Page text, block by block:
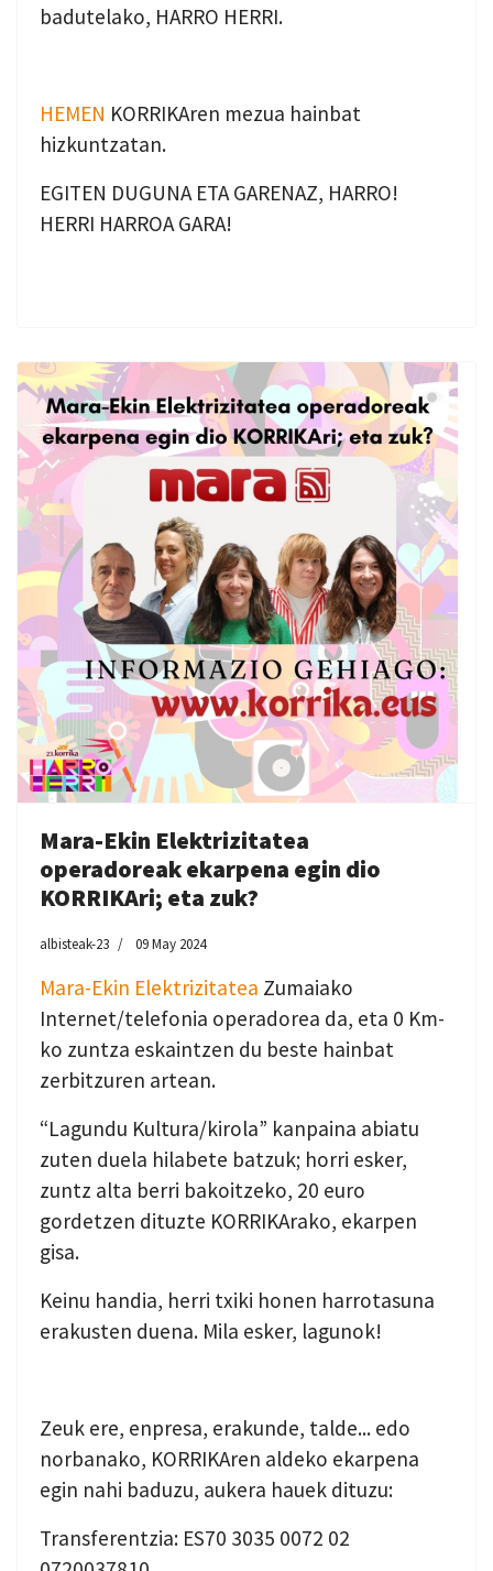
badutelako, HARRO HERRI.
HEMEN KORRIKAren mezua hainbat
hizkuntzatan.
EGITEN DUGUNA ETA GARENAZ, HARRO!
HERRI HARROA GARA!
Mara-Ekin Elektrizitatea
operadoreak ekarpena egin dio
KORRIKAri; eta zuk?
albisteak-23 09 May 2024
Mara-Ekin Elektrizitatea Zumaiako
Internet/telefonia operadorea da, eta 0 Km-
ko zuntza eskaintzen du beste hainbat
zerbitzuren artean.
“Lagundu Kultura/kirola” kanpaina abiatu
zuten duela hilabete batzuk; horri esker,
zuntz alta berri bakoitzeko, 20 euro
gordetzen dituzte KORRIKArako, ekarpen
gisa.
Keinu handia, herri txiki honen harrotasuna
erakusten duena. Mila esker, lagunok!
Zeuk ere, enpresa, erakunde, talde... edo
norbanako, KORRIKAren aldeko ekarpena
egin nahi baduzu, aukera hauek dituzu:
Transferentzia: ES70 3035 0072 02